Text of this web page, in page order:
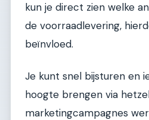
kun je direct zien welke
de voorraadlevering,
beïnvloed.
Je kunt snel bijsturen en
hoogte brengen via
marketingcampagnes